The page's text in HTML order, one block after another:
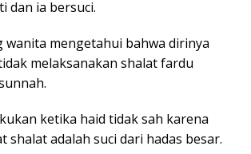
dan ia bersuci.
wanita mengetahui bahwa dirinya
melaksanakan shalat fardu
ketika haid tidak sah karena
shalat adalah suci dari hadas besar.